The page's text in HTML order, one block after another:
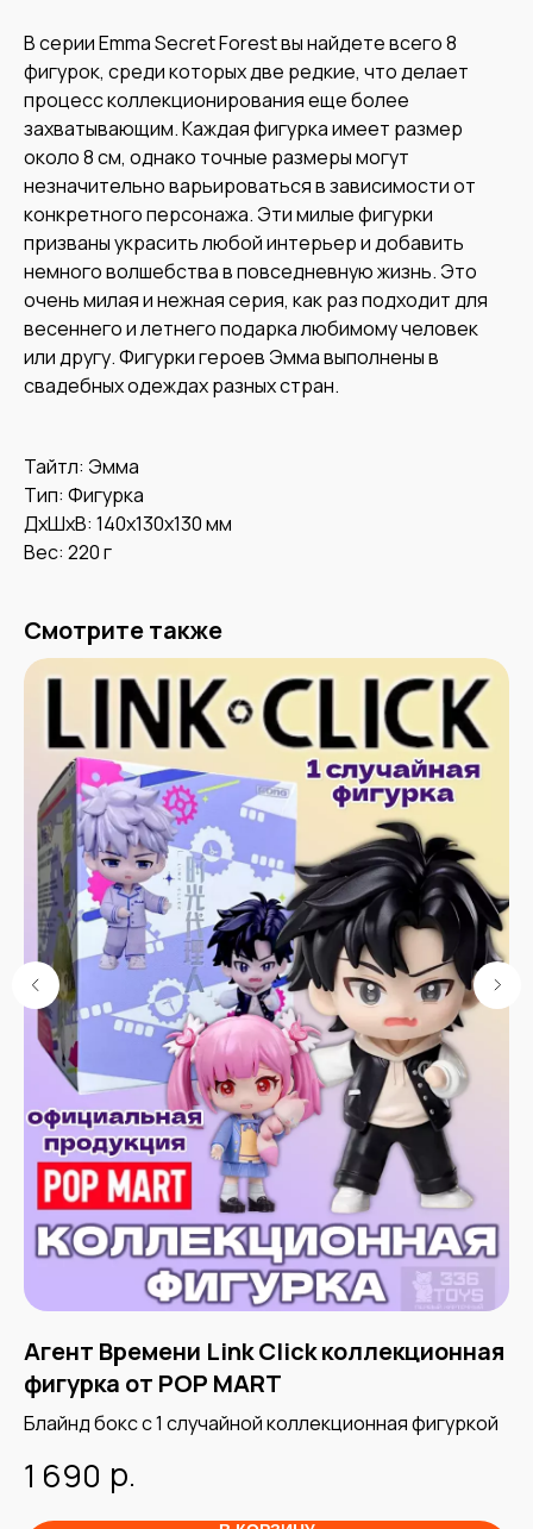
В серии Emma Secret Forest вы найдете всего 8
фигурок, среди которых две редкие, что делает
процесс коллекционирования еще более
захватывающим. Каждая фигурка имеет размер
около 8 см, однако точные размеры могут
незначительно варьироваться в зависимости от
конкретного персонажа. Эти милые фигурки
призваны украсить любой интерьер и добавить
немного волшебства в повседневную жизнь. Это
очень милая и нежная серия, как раз подходит для
весеннего и летнего подарка любимому человек
или другу. Фигурки героев Эмма выполнены в
свадебных одеждах разных стран.
Тайтл: Эмма
Тип: Фигурка
ДxШxВ: 140x130x130 мм
Вес: 220 г
Смотрите также
Агент Времени Link Click коллекционная
фигурка от POP MART
Блайнд бокс с 1 случайной коллекционная фигуркой
1 690 р.